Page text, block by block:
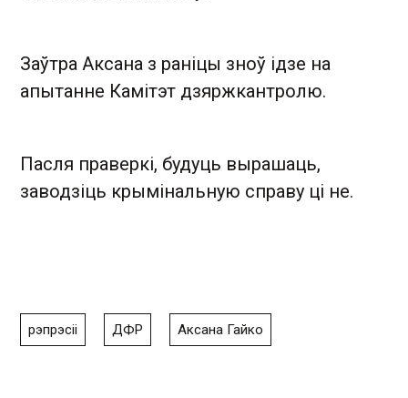
Заўтра Аксана з раніцы зноў ідзе на
апытанне Камітэт дзяржкантролю.
Пасля праверкі, будуць вырашаць,
заводзіць крымінальную справу ці не.
рэпрэсіі ДФР Аксана Гайко